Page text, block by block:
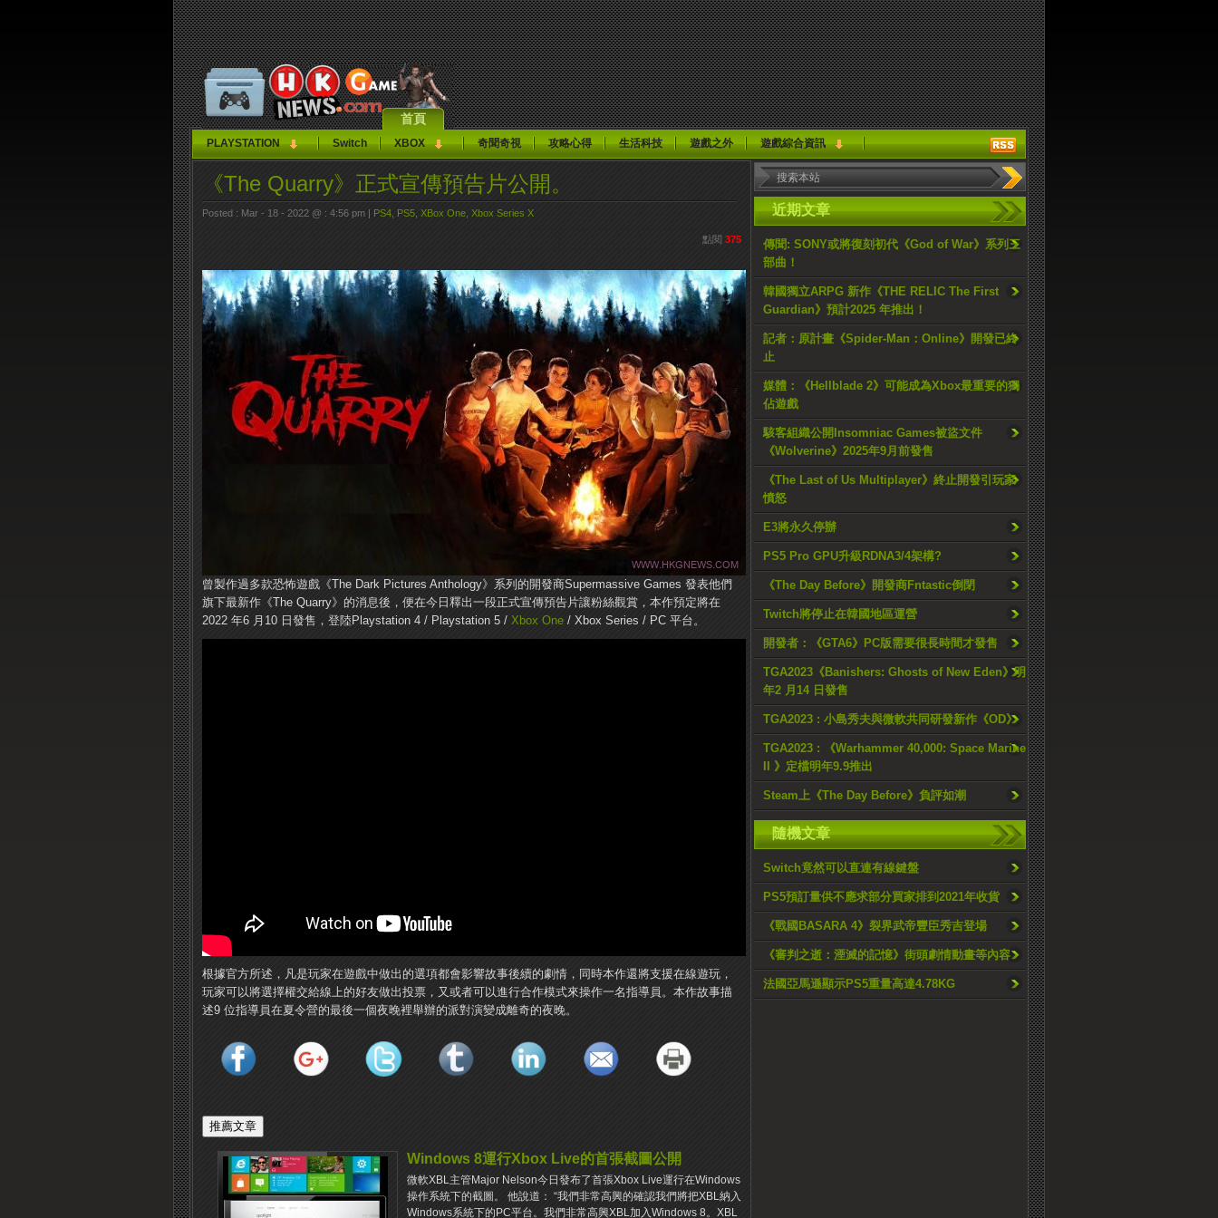
首頁
PLAYSTATION Switch XBOX 奇聞奇視 攻略心得 生活科技 遊戲之外 遊戲綜合資訊
近期文章
傳聞: SONY或將復刻初代《God of War》系列三
部曲！
韓國獨立ARPG 新作《THE RELIC The First
Guardian》預計2025 年推出！
記者：原計畫《Spider-Man：Online》開發已終
止
媒體：《Hellblade 2》可能成為Xbox最重要的獨
佔遊戲
駭客組織公開Insomniac Games被盜文件
《Wolverine》2025年9月前發售
《The Last of Us Multiplayer》終止開發引玩家
憤怒
E3將永久停辦
PS5 Pro GPU升級RDNA3/4架構?
《The Day Before》開發商Fntastic倒閉
Twitch將停止在韓國地區運營
開發者：《GTA6》PC版需要很長時間才發售
TGA2023《Banishers: Ghosts of New Eden》明
年2 月14 日發售
TGA2023 : 小島秀夫與微軟共同研發新作《OD》
TGA2023 : 《Warhammer 40,000: Space Marine
II 》定檔明年9.9推出
Steam上《The Day Before》負評如潮
隨機文章
Switch竟然可以直連有線鍵盤
PS5預訂量供不應求部分買家排到2021年收貨
《戰國BASARA 4》裂界武帝豐臣秀吉登場
《審判之逝：湮滅的記憶》街頭劇情動畫等內容
法國亞馬遜顯示PS5重量高達4.78KG
《The Quarry》正式宣傳預告片公開。
Posted : Mar - 18 - 2022 @ : 4:56 pm | PS4 PS5 XBox One Xbox Series X
點閱 375
曾製作過多款恐怖遊戲《The Dark Pictures Anthology》系列的開發商Supermassive Games 發表他們
旗下最新作《The Quarry》的消息後，便在今日釋出一段正式宣傳預告片讓粉絲觀賞，本作預定將在
2022 年6 月10 日發售，登陸Playstation 4 / Playstation 5 / Xbox One / Xbox Series / PC 平台。
根據官方所述，凡是玩家在遊戲中做出的選項都會影響故事後續的劇情，同時本作還將支援在線遊玩，
玩家可以將選擇權交給線上的好友做出投票，又或者可以進行合作模式來操作一名指導員。本作故事描
述9 位指導員在夏令營的最後一個夜晚裡舉辦的派對演變成離奇的夜晚。
Windows 8運行Xbox Live的首張截圖公開
微軟XBL主管Major Nelson今日發布了首張Xbox Live運行在Windows
操作系統下的截圖。 他說道： “我們非常高興的確認我們將把XBL納入
Windows系統下的PC平台。我們非常高興XBL加入Windows 8。XBL